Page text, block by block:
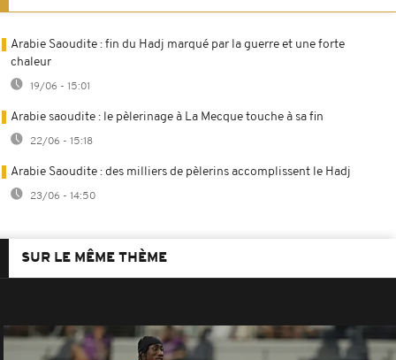
Arabie Saoudite : fin du Hadj marqué par la guerre et une forte
chaleur
19/06 - 15:01
Arabie saoudite : le pèlerinage à La Mecque touche à sa fin
22/06 - 15:18
Arabie Saoudite : des milliers de pèlerins accomplissent le Hadj
23/06 - 14:50
SUR LE MÊME THÈME